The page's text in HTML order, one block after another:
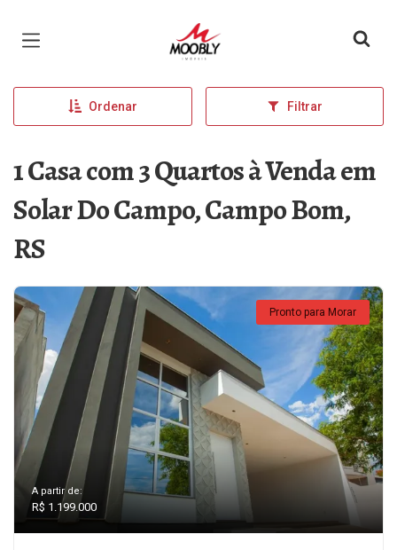
Página inicial
Ordenar Filtrar
1 Casa com 3 Quartos à Venda em
Solar Do Campo, Campo Bom,
RS
Pronto para Morar
A partir de:
R$ 1.199.000